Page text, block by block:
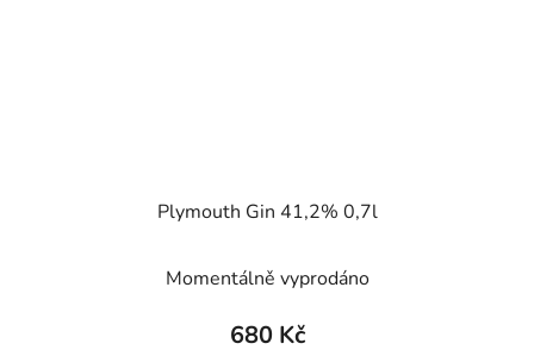
Plymouth Gin 41,2% 0,7l
Momentálně vyprodáno
680 Kč